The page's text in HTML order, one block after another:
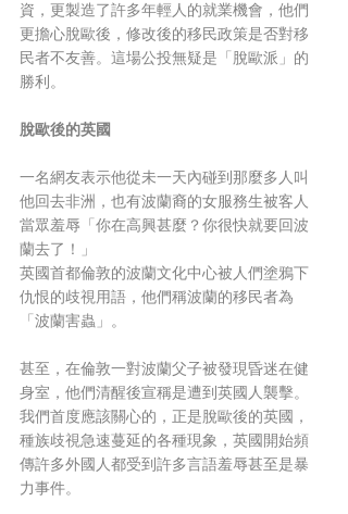
資，更製造了許多年輕人的就業機會，他們
更擔心脫歐後，修改後的移民政策是否對移
民者不友善。這場公投無疑是「脫歐派」的
勝利。
脫歐後的英國
一名網友表示他從未一天內碰到那麼多人叫
他回去非洲，也有波蘭裔的女服務生被客人
當眾羞辱「你在高興甚麼？你很快就要回波
蘭去了！」
英國首都倫敦的波蘭文化中心被人們塗鴉下
仇恨的歧視用語，他們稱波蘭的移民者為
「波蘭害蟲」。
甚至，在倫敦一對波蘭父子被發現昏迷在健
身室，他們清醒後宣稱是遭到英國人襲擊。
我們首度應該關心的，正是脫歐後的英國，
種族歧視急速蔓延的各種現象，英國開始頻
傳許多外國人都受到許多言語羞辱甚至是暴
力事件。